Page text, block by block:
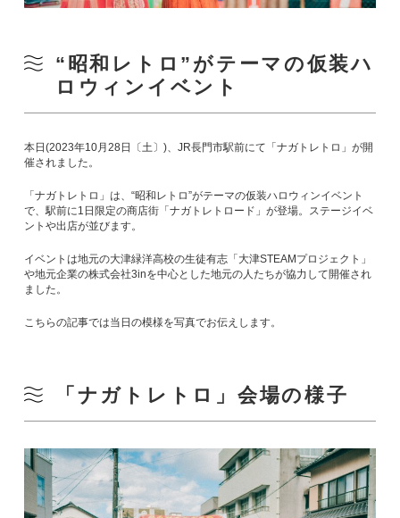
“昭和レトロ”がテーマの仮装ハ
ロウィンイベント
本日(2023年10月28日〔土〕)、JR長門市駅前にて「ナガトレトロ」が開
催されました。
「ナガトレトロ」は、“昭和レトロ”がテーマの仮装ハロウィンイベント
で、駅前に1日限定の商店街「ナガトレトロード」が登場。ステージイベ
ントや出店が並びます。
イベントは地元の大津緑洋高校の生徒有志「大津STEAMプロジェクト」
や地元企業の株式会社3inを中心とした地元の人たちが協力して開催され
ました。
こちらの記事では当日の模様を写真でお伝えします。
「ナガトレトロ」会場の様子